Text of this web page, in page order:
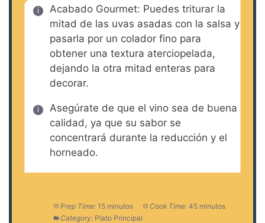
Acabado Gourmet: Puedes triturar la
mitad de las uvas asadas con la salsa y
pasarla por un colador fino para
obtener una textura aterciopelada,
dejando la otra mitad enteras para
decorar.
Asegúrate de que el vino sea de buena
calidad, ya que su sabor se
concentrará durante la reducción y el
horneado.
Prep Time: 15 minutos Cook Time: 45 minutos
Category: Plato Principal